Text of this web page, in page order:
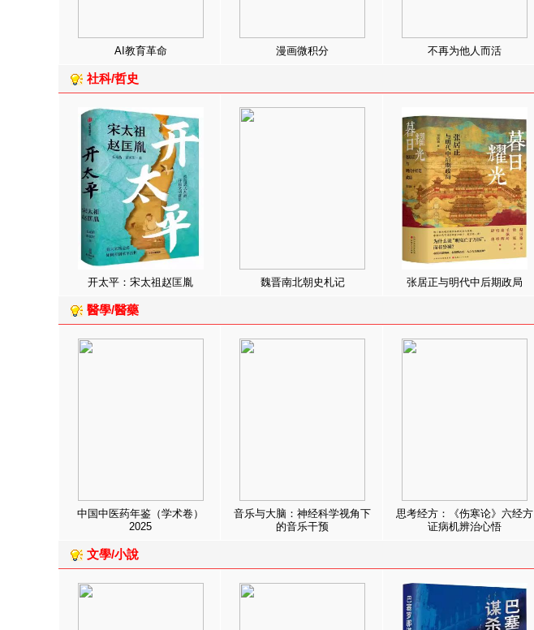
AI教育革命 漫画微积分 不再为他人而活
社科/哲史
开太平：宋太祖赵匡胤 魏晋南北朝史札记 张居正与明代中后期政局
醫學/醫藥
中国中医药年鉴（学术卷）
2025
音乐与大脑：神经科学视角下
的音乐干预
思考经方：《伤寒论》六经方
证病机辨治心悟
文學/小說